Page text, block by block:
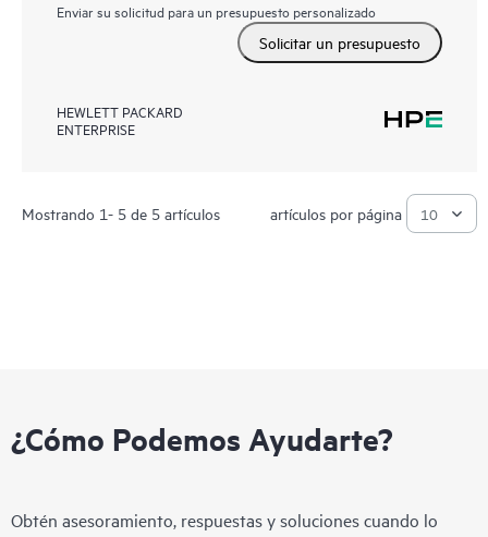
Enviar su solicitud para un presupuesto personalizado
Solicitar un presupuesto
HEWLETT PACKARD
ENTERPRISE
Mostrando 1- 5 de 5 artículos artículos por página
¿Cómo Podemos Ayudarte?
Obtén asesoramiento, respuestas y soluciones cuando lo